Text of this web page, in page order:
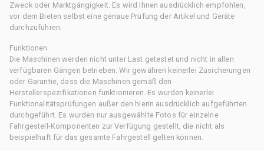
Zweck oder Marktgängigkeit. Es wird Ihnen ausdrücklich empfohlen,
vor dem Bieten selbst eine genaue Prüfung der Artikel und Geräte
durchzuführen.
Funktionen
Die Maschinen werden nicht unter Last getestet und nicht in allen
verfügbaren Gängen betrieben. Wir gewähren keinerlei Zusicherungen
oder Garantie, dass die Maschinen gemäß den
Herstellerspezifikationen funktionieren. Es wurden keinerlei
Funktionalitätsprüfungen außer den hierin ausdrücklich aufgeführten
durchgeführt. Es wurden nur ausgewählte Fotos für einzelne
Fahrgestell-Komponenten zur Verfügung gestellt, die nicht als
beispielhaft für das gesamte Fahrgestell gelten können.